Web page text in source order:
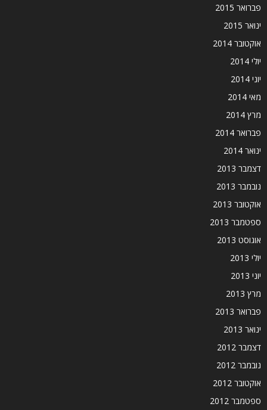
פברואר 2015
ינואר 2015
אוקטובר 2014
יולי 2014
יוני 2014
מאי 2014
מרץ 2014
פברואר 2014
ינואר 2014
דצמבר 2013
נובמבר 2013
אוקטובר 2013
ספטמבר 2013
אוגוסט 2013
יולי 2013
יוני 2013
מרץ 2013
פברואר 2013
ינואר 2013
דצמבר 2012
נובמבר 2012
אוקטובר 2012
ספטמבר 2012